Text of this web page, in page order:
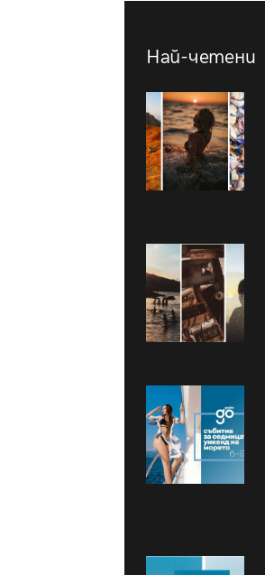
Най-четени